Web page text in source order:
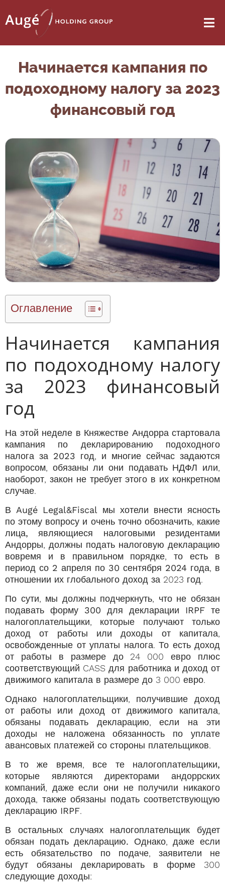
Начинается кампания по
подоходному налогу за 2023
финансовый год
Оглавление
Начинается кампания
по подоходному налогу
за 2023 финансовый
год
На этой неделе в Княжестве Андорра стартовала
кампания по декларированию подоходного
налога за 2023 год, и многие сейчас задаются
вопросом, обязаны ли они подавать НДФЛ или,
наоборот, закон не требует этого в их конкретном
случае.
В Augé Legal&Fiscal мы хотели внести ясность
по этому вопросу и очень точно обозначить, какие
лица, являющиеся налоговыми резидентами
Андорры, должны подать налоговую декларацию
вовремя и в правильном порядке, то есть в
период со 2 апреля по 30 сентября 2024 года, в
отношении их глобального доход за 2023 год.
По сути, мы должны подчеркнуть, что не обязан
подавать форму 300 для декларации IRPF те
налогоплательщики, которые получают только
доход от работы или доходы от капитала,
освобожденные от уплаты налога. То есть доход
от работы в размере до 24 000 евро плюс
соответствующий CASS для работника и доход от
движимого капитала в размере до 3 000 евро.
Однако налогоплательщики, получившие доход
от работы или доход от движимого капитала,
обязаны подавать декларацию, если на эти
доходы не наложена обязанность по уплате
авансовых платежей со стороны плательщиков.
В то же время, все те налогоплательщики,
которые являются директорами андоррских
компаний, даже если они не получили никакого
дохода, также обязаны подать соответствующую
декларацию IRPF.
В остальных случаях налогоплательщик будет
обязан подать декларацию. Однако, даже если
есть обязательство по подаче, заявители не
будут обязаны декларировать в форме 300
следующие доходы: